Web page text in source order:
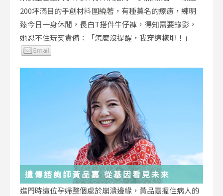
200坪滿目的手創材料圍繞著，有種莫名的療癒，練明
臻今日一身休閒，長白T搭件牛仔褲，得知需要錄影，
她忍不住玩笑責備：「怎麼沒提醒，我穿這樣耶！」
遺傳諮詢師黃品嘉 從基因看見未來
進門時這位孕婦整個處於崩潰邊緣，黃品嘉握住病人的